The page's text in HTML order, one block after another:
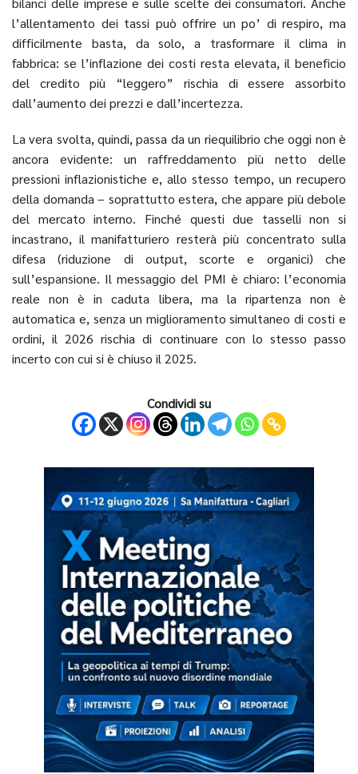
l’allentamento dei tassi può offrire un po’ di respiro, ma
difficilmente basta, da solo, a trasformare il clima in
fabbrica: se l’inflazione dei costi resta elevata, il beneficio
del credito più “leggero” rischia di essere assorbito
dall’aumento dei prezzi e dall’incertezza.
La vera svolta, quindi, passa da un riequilibrio che oggi non è
ancora evidente: un raffreddamento più netto delle
pressioni inflazionistiche e, allo stesso tempo, un recupero
della domanda – soprattutto estera, che appare più debole
del mercato interno. Finché questi due tasselli non si
incastrano, il manifatturiero resterà più concentrato sulla
difesa (riduzione di output, scorte e organici) che
sull’espansione. Il messaggio del PMI è chiaro: l’economia
reale non è in caduta libera, ma la ripartenza non è
automatica e, senza un miglioramento simultaneo di costi e
ordini, il 2026 rischia di continuare con lo stesso passo
incerto con cui si è chiuso il 2025.
Condividi su